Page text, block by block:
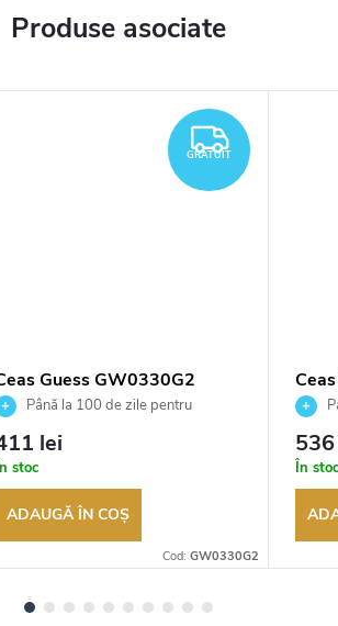
Produse asociate
GRATUIT
GRATUIT
Guess GW0330G2
Până la 100 de zile pentru
returnarea bunurilor. Vânzător
lei
stoc
ADAUGĂ ÎN COŞ
Cod: GW0330G2
În stoc